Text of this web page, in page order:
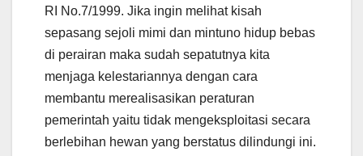
RI No.7/1999. Jika ingin melihat kisah
sepasang sejoli mimi dan mintuno hidup bebas
di perairan maka sudah sepatutnya kita
menjaga kelestariannya dengan cara
membantu merealisasikan peraturan
pemerintah yaitu tidak mengeksploitasi secara
berlebihan hewan yang berstatus dilindungi ini.